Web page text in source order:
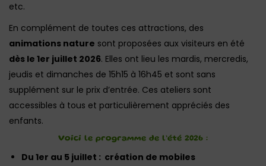
etc.
En complément de toutes ces attractions, des
animations nature sont proposées aux visiteurs en été
dès le 1er juillet 2026. Elles ont lieu les mardis, mercredis,
jeudis et dimanches de 15h15 à 16h45 et sont sans
supplément sur le prix d’entrée. Ces ateliers sont
accessibles à tous et particulièrement appréciés des
enfants.
Voici le programme de l’été 2026 :
Du 1er au 5 juillet : création de mobiles